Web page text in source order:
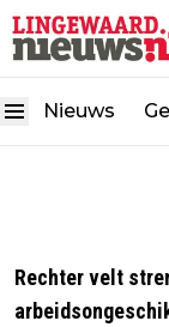
Nieuws
Rechter velt